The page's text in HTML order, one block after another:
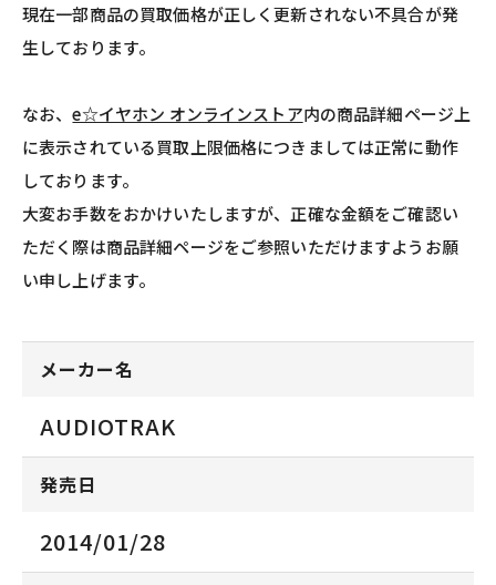
現在一部商品の買取価格が正しく更新されない不具合が発
生しております。
なお、e☆イヤホン オンラインストア内の商品詳細ページ上
に表示されている買取上限価格につきましては正常に動作
しております。
大変お手数をおかけいたしますが、正確な金額をご確認い
ただく際は商品詳細ページをご参照いただけますようお願
い申し上げます。
メーカー名
AUDIOTRAK
発売日
2014/01/28